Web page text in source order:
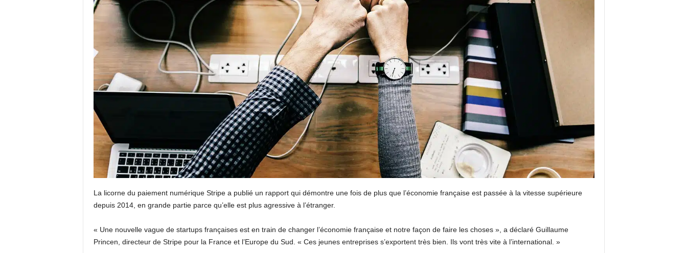
La licorne du paiement numérique Stripe a publié un rapport qui démontre une fois de plus que l’économie française est passée à la vitesse supérieure
depuis 2014, en grande partie parce qu’elle est plus agressive à l’étranger.
« Une nouvelle vague de startups françaises est en train de changer l’économie française et notre façon de faire les choses », a déclaré Guillaume
Princen, directeur de Stripe pour la France et l’Europe du Sud. « Ces jeunes entreprises s’exportent très bien. Ils vont très vite à l’international. »